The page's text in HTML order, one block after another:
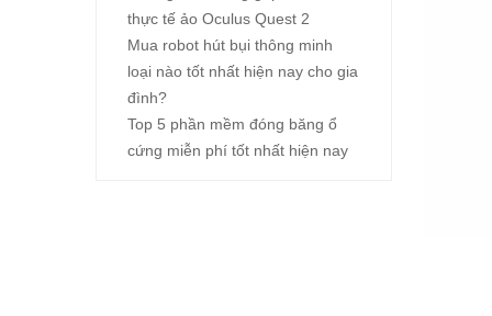
thực tế ảo Oculus Quest 2
Mua robot hút bụi thông minh
loại nào tốt nhất hiện nay cho gia
đình?
Top 5 phần mềm đóng băng ổ
cứng miễn phí tốt nhất hiện nay